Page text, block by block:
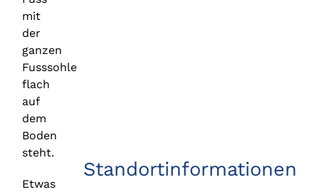
mit
der
ganzen
Fusssohle
flach
auf
dem
Boden
steht.
Etwas
Standortinformationen